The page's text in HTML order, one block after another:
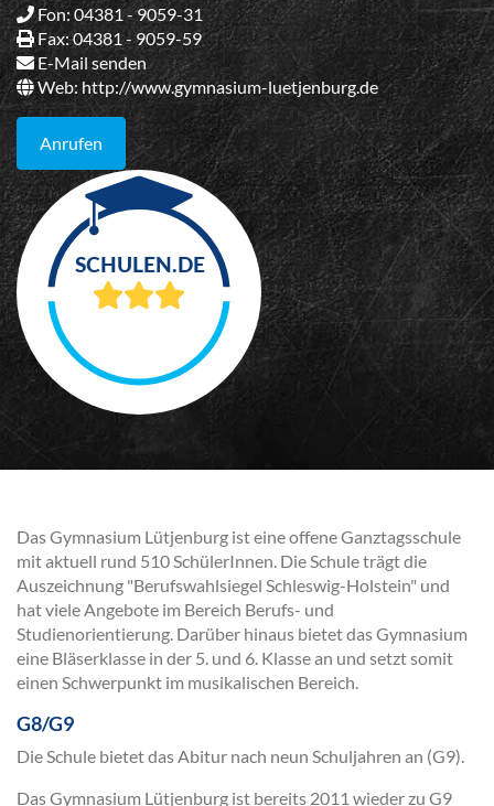
Fon: 04381 - 9059-31
Fax: 04381 - 9059-59
E-Mail senden
Web: http://www.gymnasium-luetjenburg.de
Anrufen
Das Gymnasium Lütjenburg ist eine offene Ganztagsschule
mit aktuell rund 510 SchülerInnen. Die Schule trägt die
Auszeichnung "Berufswahlsiegel Schleswig-Holstein" und
hat viele Angebote im Bereich Berufs- und
Studienorientierung. Darüber hinaus bietet das Gymnasium
eine Bläserklasse in der 5. und 6. Klasse an und setzt somit
einen Schwerpunkt im musikalischen Bereich.
G8/G9
Die Schule bietet das Abitur nach neun Schuljahren an (G9).
Das Gymnasium Lütjenburg ist bereits 2011 wieder zu G9